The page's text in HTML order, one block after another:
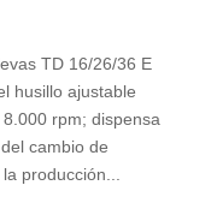
TD 16/26/36 E
husillo ajustable
rpm; dispensa
cambio de
producción...